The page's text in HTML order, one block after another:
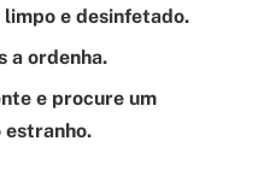
e desinfetado.
a ordenha.
e procure um